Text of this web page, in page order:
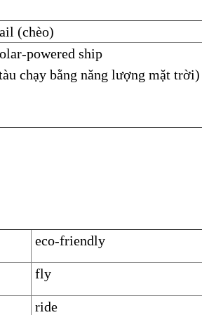
(chèo)
powered ship
chạy bằng năng lượng mặt trời)
eco-friendly
fly
ride